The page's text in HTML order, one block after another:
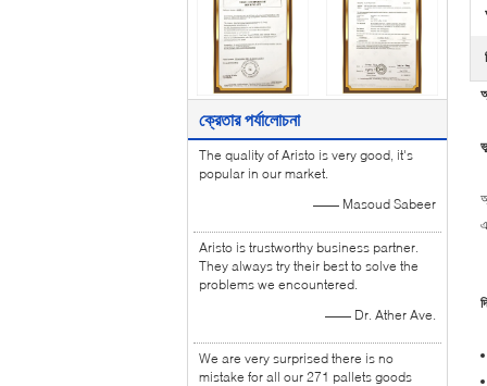
ক্রেতার পর্যালোচনা
The quality of Aristo is very good, it's
popular in our market.
—— Masoud Sabeer
Aristo is trustworthy business partner.
They always try their best to solve the
problems we encountered.
—— Dr. Ather Ave.
We are very surprised there is no
mistake for all our 271 pallets goods